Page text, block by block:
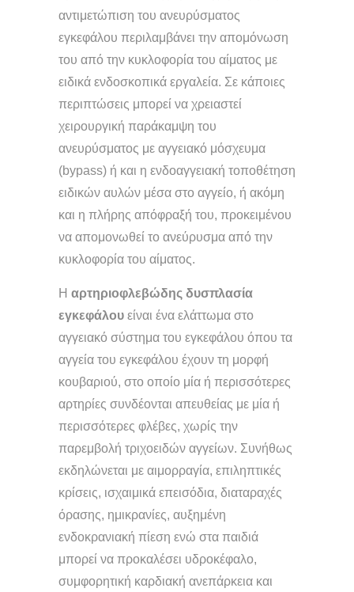
αντιμετώπιση του ανευρύσματος
εγκεφάλου περιλαμβάνει την απομόνωση
του από την κυκλοφορία του αίματος με
ειδικά ενδοσκοπικά εργαλεία. Σε κάποιες
περιπτώσεις μπορεί να χρειαστεί
χειρουργική παράκαμψη του
ανευρύσματος με αγγειακό μόσχευμα
(bypass) ή και η ενδοαγγειακή τοποθέτηση
ειδικών αυλών μέσα στο αγγείο, ή ακόμη
και η πλήρης απόφραξή του, προκειμένου
να απομονωθεί το ανεύρυσμα από την
κυκλοφορία του αίματος.
Η αρτηριοφλεβώδης δυσπλασία
εγκεφάλου είναι ένα ελάττωμα στο
αγγειακό σύστημα του εγκεφάλου όπου τα
αγγεία του εγκεφάλου έχουν τη μορφή
κουβαριού, στο οποίο μία ή περισσότερες
αρτηρίες συνδέονται απευθείας με μία ή
περισσότερες φλέβες, χωρίς την
παρεμβολή τριχοειδών αγγείων. Συνήθως
εκδηλώνεται με αιμορραγία, επιληπτικές
κρίσεις, ισχαιμικά επεισόδια, διαταραχές
όρασης, ημικρανίες, αυξημένη
ενδοκρανιακή πίεση ενώ στα παιδιά
μπορεί να προκαλέσει υδροκέφαλο,
συμφορητική καρδιακή ανεπάρκεια και